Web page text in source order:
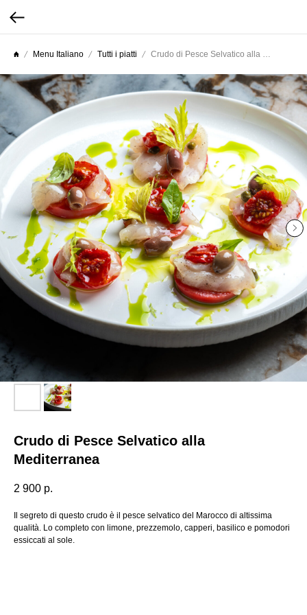
Menu Italiano Tutti i piatti Crudo di Pesce Selvatico alla Mediterranea
Crudo di Pesce Selvatico alla
Mediterranea
2 900 р.
Il segreto di questo crudo è il pesce selvatico del Marocco di altissima
qualità. Lo completo con limone, prezzemolo, capperi, basilico e pomodori
essiccati al sole.